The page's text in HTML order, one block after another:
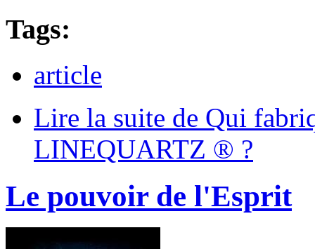
Tags:
article
Lire la suite de Qui
LINEQUARTZ ® ?
Le pouvoir de l'Esprit